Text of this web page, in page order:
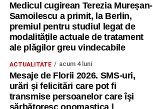
Medicul cugirean Terezia Mureșan-
Samoilescu a primit, la Berlin,
premiul pentru studiul legat de
modalitățile actuale de tratament
ale plăgilor greu vindecabile
ACTUALITATE acum 4 luni
Mesaje de Florii 2026. SMS-uri,
urări și felicitări care pot fi
transmise persoanelor care îşi
sărbătoresc onomastica |